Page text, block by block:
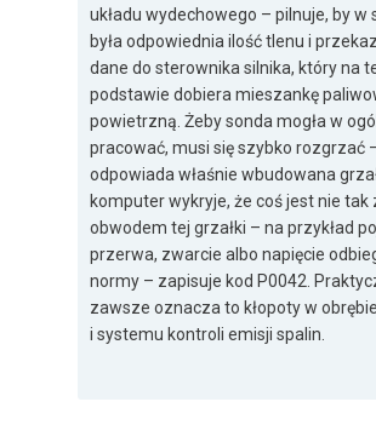
układu wydechowego – pilnuje, by w
była odpowiednia ilość tlenu i
dane do sterownika silnika, który na
podstawie dobiera mieszankę
powietrzną. Żeby sonda mogła w
pracować, musi się szybko rozgrzać
odpowiada właśnie wbudowana
komputer wykryje, że coś jest nie tak
obwodem tej grzałki – na przykład
przerwa, zwarcie albo napięcie
normy – zapisuje kod P0042.
zawsze oznacza to kłopoty w
i systemu kontroli emisji spalin.